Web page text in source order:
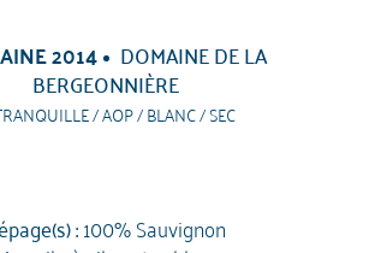
2014 DOMAINE DE LA
BERGEONNIÈRE
/ AOP / BLANC / SEC
:100% Sauvignon